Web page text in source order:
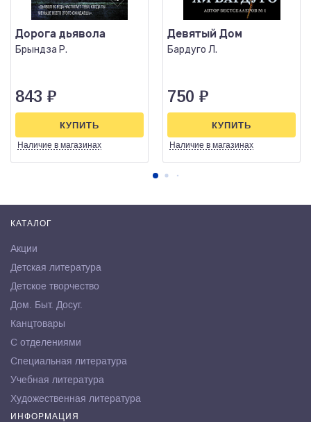
Дорога дьявола
Брындза Р.
843 ₽
Наличие в магазинах
КУПИТЬ
Девятый Дом
Бардуго Л.
750 ₽
Наличие в магазинах
КУПИТЬ
КАТАЛОГ
Акции
Детская литература
Детское творчество
Дом. Быт. Досуг.
Канцтовары
С отделениями
Специальная литература
Учебная литература
Художественная литература
ИНФОРМАЦИЯ